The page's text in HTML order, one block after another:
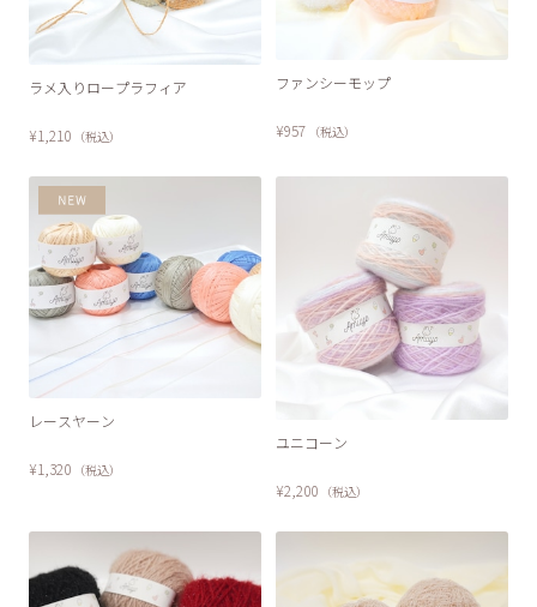
ラメ入りロープラフィア
¥1,210 （税込）
ファンシーモップ
¥957 （税込）
レースヤーン
¥1,320 （税込）
ユニコーン
¥2,200 （税込）